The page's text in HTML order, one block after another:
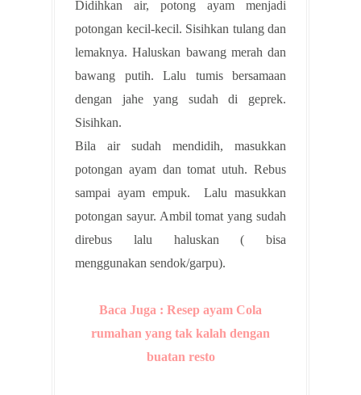
Didihkan air, potong ayam menjadi
potongan kecil-kecil. Sisihkan tulang dan
lemaknya. Haluskan bawang merah dan
bawang putih. Lalu tumis bersamaan
dengan jahe yang sudah di geprek.
Sisihkan.
Bila air sudah mendidih, masukkan
potongan ayam dan tomat utuh. Rebus
sampai ayam empuk. Lalu masukkan
potongan sayur. Ambil tomat yang sudah
direbus lalu haluskan ( bisa
menggunakan sendok/garpu).
Baca Juga : Resep ayam Cola
rumahan yang tak kalah dengan
buatan resto